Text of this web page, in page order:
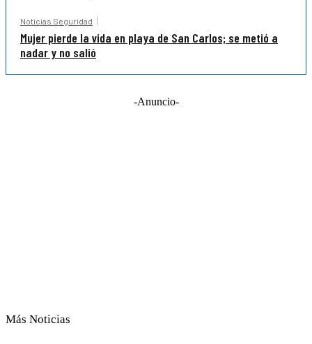
Noticias Seguridad
Mujer pierde la vida en playa de San Carlos; se metió a
nadar y no salió
-Anuncio-
Más Noticias